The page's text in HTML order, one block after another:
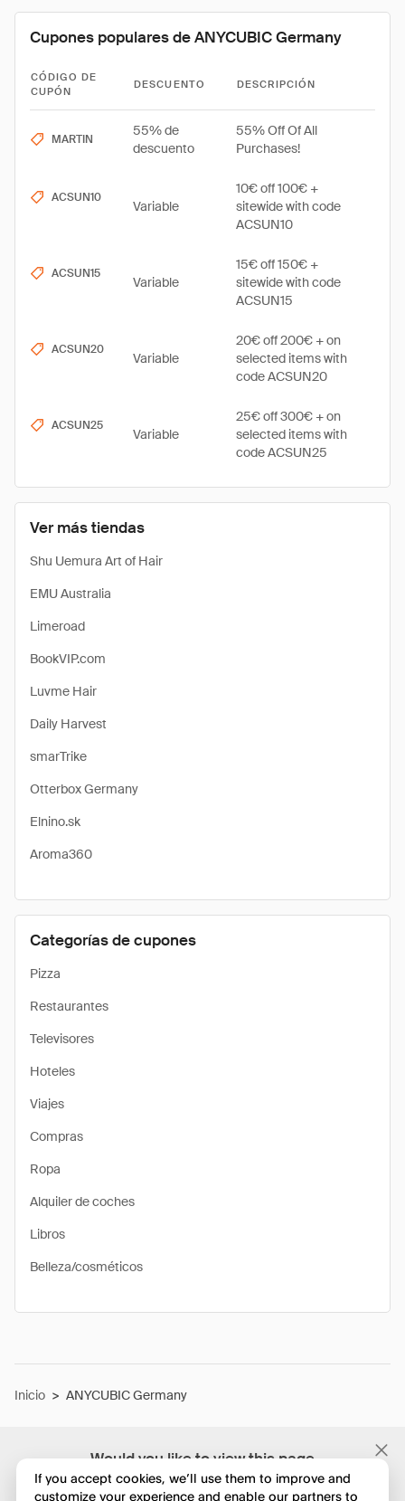
Would you like to view this page
in English?
Ver más tiendas
Shu Uemura Art of Hair
EMU Australia
Limeroad
BookVIP.com
Luvme Hair
Daily Harvest
smarTrike
Otterbox Germany
Elnino.sk
Aroma360
Categorías de cupones
Pizza
Restaurantes
Televisores
Hoteles
Viajes
Compras
Ropa
Alquiler de coches
Libros
Belleza/cosméticos
Cupones populares de ANYCUBIC Germany
CÓDIGO DE
CUPÓN
DESCUENTO DESCRIPCIÓN
MARTIN
55% de
descuento
55% Off Of All
Purchases!
ACSUN10
Variable
10€ off 100€ +
sitewide with code
ACSUN10
ACSUN15
Variable
15€ off 150€ +
sitewide with code
ACSUN15
ACSUN20
Variable
20€ off 200€ + on
selected items with
code ACSUN20
ACSUN25
Variable
25€ off 300€ + on
selected items with
code ACSUN25
Inicio > ANYCUBIC Germany
If you accept cookies, we’ll use them to improve and
customize your experience and enable our partners to